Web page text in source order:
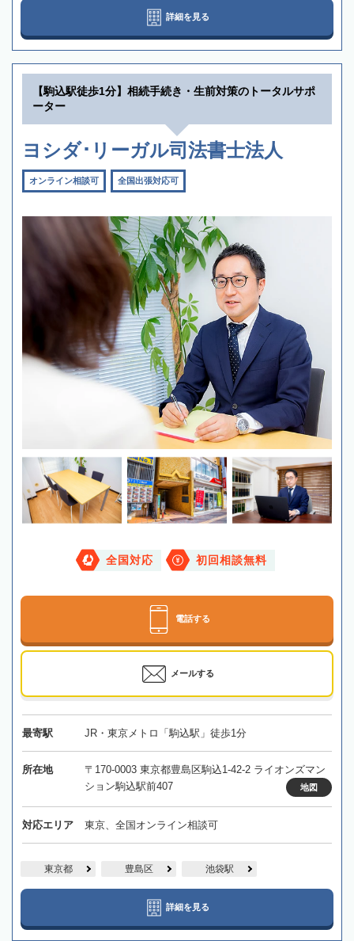
詳細を見る
【駒込駅徒歩1分】相続手続き・生前対策のトータルサポ
ーター
ヨシダ･リーガル司法書士法人
オンライン相談可 全国出張対応可
全国対応 初回相談無料
電話する
メールする
最寄駅 JR・東京メトロ「駒込駅」徒歩1分
所在地
〒170-0003 東京都豊島区駒込1-42-2 ライオンズマン
ション駒込駅前407
地図
対応エリア 東京、全国オンライン相談可
東京都 豊島区 池袋駅
詳細を見る